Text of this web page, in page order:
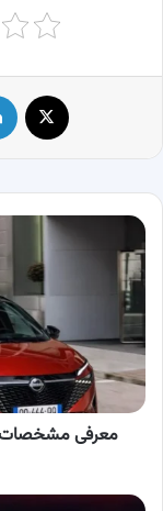
معرفی
مشخصات
نیسان
قشقایی
نسل
جدید
زیر
تیز
جراحی
حضور